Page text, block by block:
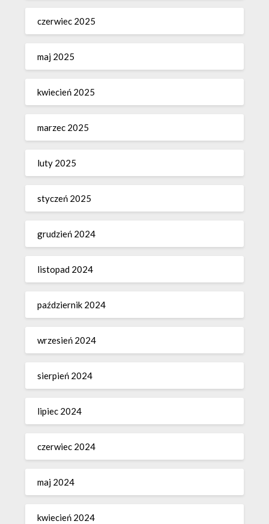
czerwiec 2025
maj 2025
kwiecień 2025
marzec 2025
luty 2025
styczeń 2025
grudzień 2024
listopad 2024
październik 2024
wrzesień 2024
sierpień 2024
lipiec 2024
czerwiec 2024
maj 2024
kwiecień 2024